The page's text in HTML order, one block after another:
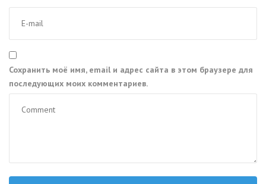
Сохранить моё имя, email и адрес сайта в этом браузере для
последующих моих комментариев.